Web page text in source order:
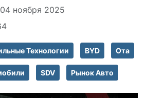
ноября 2025
Технологии BYD Ота
SDV Рынок Авто